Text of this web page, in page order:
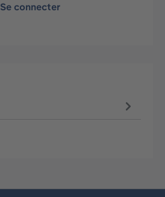
Se connecter